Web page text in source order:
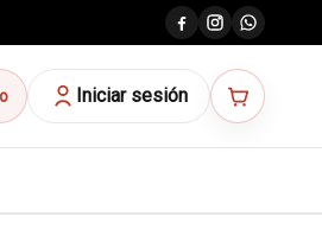
Iniciar sesión